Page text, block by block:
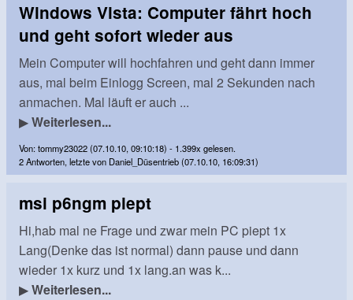
Windows Vista: Computer fährt hoch
und geht sofort wieder aus
Mein Computer will hochfahren und geht dann immer
aus, mal beim Einlogg Screen, mal 2 Sekunden nach
anmachen. Mal läuft er auch ...
▶Weiterlesen...
Von: tommy23022 (07.10.10, 09:10:18) - 1.399x gelesen.
2 Antworten, letzte von Daniel_Düsentrieb (07.10.10, 16:09:31)
msi p6ngm piept
Hi,hab mal ne Frage und zwar mein PC piept 1x
Lang(Denke das ist normal) dann pause und dann
wieder 1x kurz und 1x lang.an was k...
▶Weiterlesen...